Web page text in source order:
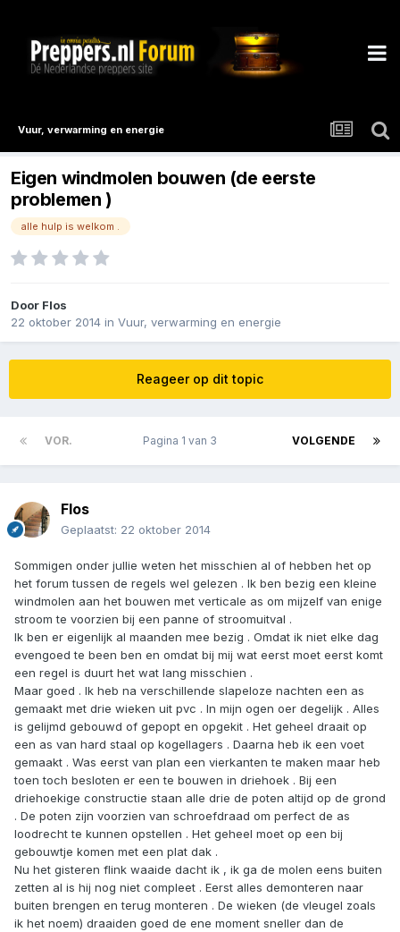
Vuur, verwarming en energie
Eigen windmolen bouwen (de eerste
problemen )
alle hulp is welkom .
Door Flos
22 oktober 2014 in Vuur, verwarming en energie
Reageer op dit topic
VOR. VOLGENDE
Pagina 1 van 3
Flos
Geplaatst: 22 oktober 2014
Sommigen onder jullie weten het misschien al of hebben het op
het forum tussen de regels wel gelezen . Ik ben bezig een kleine
windmolen aan het bouwen met verticale as om mijzelf van enige
stroom te voorzien bij een panne of stroomuitval .
Ik ben er eigenlijk al maanden mee bezig . Omdat ik niet elke dag
evengoed te been ben en omdat bij mij wat eerst moet eerst komt
een regel is duurt het wat lang misschien .
Maar goed . Ik heb na verschillende slapeloze nachten een as
gemaakt met drie wieken uit pvc . In mijn ogen oer degelijk . Alles
is gelijmd gebouwd of gepopt en opgekit . Het geheel draait op
een as van hard staal op kogellagers . Daarna heb ik een voet
gemaakt . Was eerst van plan een vierkanten te maken maar heb
toen toch besloten er een te bouwen in driehoek . Bij een
driehoekige constructie staan alle drie de poten altijd op de grond
. De poten zijn voorzien van schroefdraad om perfect de as
loodrecht te kunnen opstellen . Het geheel moet op een bij
gebouwtje komen met een plat dak .
Nu het gisteren flink waaide dacht ik , ik ga de molen eens buiten
zetten al is hij nog niet compleet . Eerst alles demonteren naar
buiten brengen en terug monteren . De wieken (de vleugel zoals
ik het noem) draaiden goed de ene moment sneller dan de